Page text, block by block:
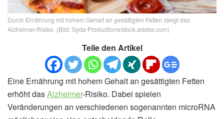
Durch Ernährung mit hohem Gehalt an gesättigten Fetten steigt das
Alzheimer-Risiko. (Bild: Syda Productions/stock.adobe.com)
Teile den Artikel
Eine Ernährung mit hohem Gehalt an gesättigten Fetten
erhöht dasAlzheimer-Risiko. Dabei spielen
Veränderungen an verschiedenen sogenannten microRNA